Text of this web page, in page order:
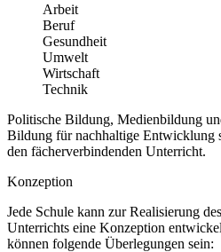
Arbeit
Beruf
Gesundheit
Umwelt
Wirtschaft
Technik
Politische Bildung, Medienbildung
Bildung für nachhaltige Entwicklung
den fächerverbindenden Unterricht.
Konzeption
Jede Schule kann zur Realisierung
Unterrichts eine Konzeption
können folgende Überlegungen sein: